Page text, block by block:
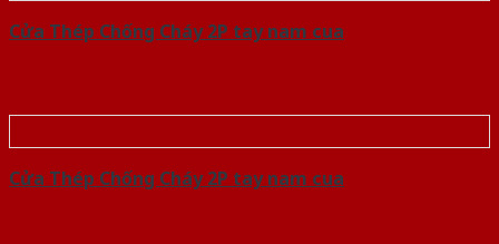
Cửa Thép Chống Cháy 2P tay nam cua
Cửa Thép Chống Cháy 2P tay nam cua